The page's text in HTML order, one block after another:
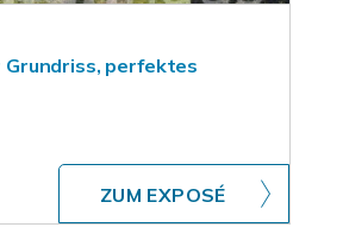
Grundriss, perfektes
ZUM EXPOSÉ